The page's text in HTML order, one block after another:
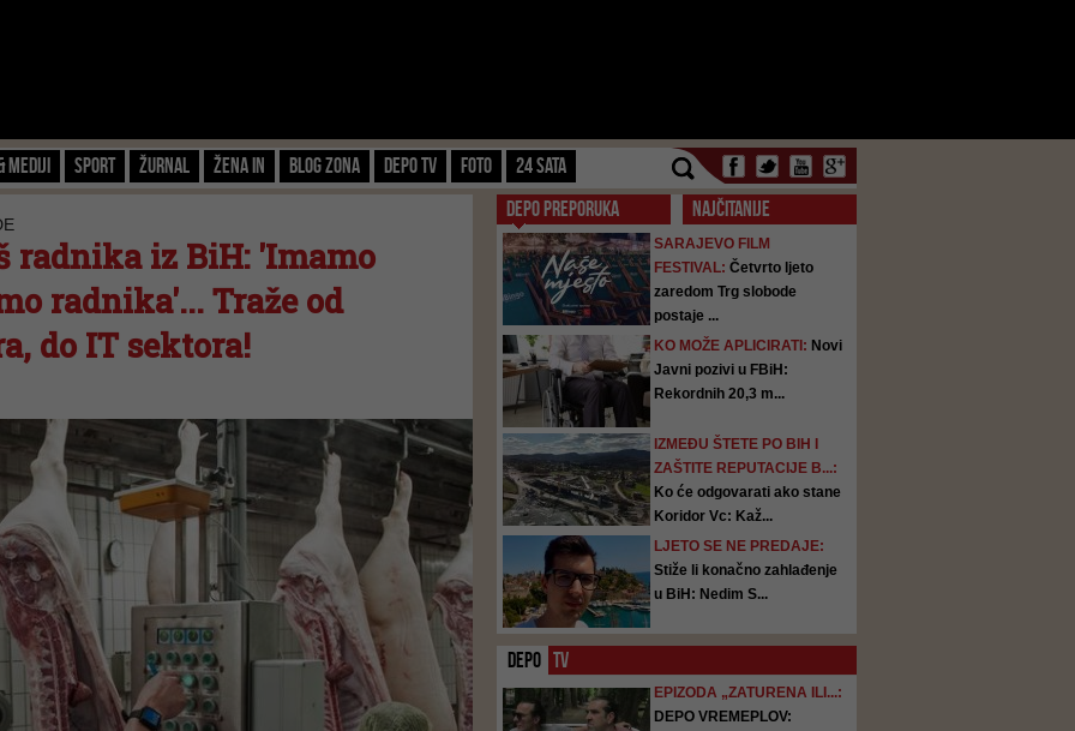
Mediji Sport Žurnal Žena IN Blog zona Depo TV FOTO 24 SATA
radnika iz BiH: 'Imamo
radnika'... Traže od
do IT sektora!
DEPO PREPORUKA NAJČITANIJE
SARAJEVO FILM
FESTIVAL: Četvrto ljeto
zaredom Trg slobode
postaje ...
KO MOŽE APLICIRATI: Novi
Javni pozivi u FBiH:
Rekordnih 20,3 m...
IZMEĐU ŠTETE PO BIH I
ZAŠTITE REPUTACIJE B...:
Ko će odgovarati ako stane
Koridor Vc: Kaž...
LJETO SE NE PREDAJE:
Stiže li konačno zahlađenje
u BiH: Nedim S...
DEPO TV
EPIZODA „ZATURENA ILI...:
DEPO VREMEPLOV: